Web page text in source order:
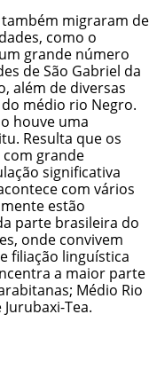
migraram de
como o
grande número
de São Gabriel da
além de diversas
médio rio Negro.
houve uma
Resulta que os
grande
significativa
com vários
estão
parte brasileira do
onde convivem
filiação linguística
a maior parte
Médio Rio
Tea.